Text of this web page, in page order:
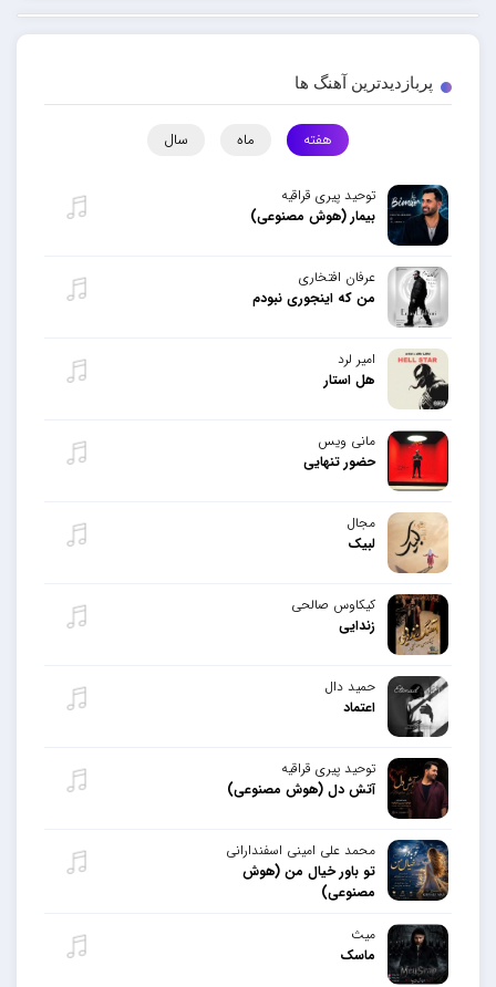
پربازدیدترین آهنگ ها
هفته ماه سال
توحید پیری قراقیه
بیمار (هوش مصنوعی)
عرفان افتخاری
من که اینجوری نبودم
امیر لرد
هل استار
مانی ویس
حضور تنهایی
مجال
لبیک
کیکاوس صالحی
زندایی
حمید دال
اعتماد
توحید پیری قراقیه
آتش دل (هوش مصنوعی)
محمد علی امینی اسفندارانی
تو باور خیال من (هوش
مصنوعی)
میث
ماسک